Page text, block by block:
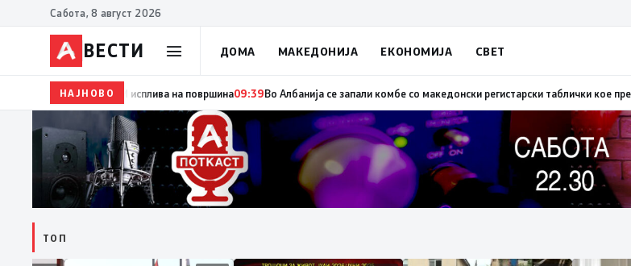
Сабота, 8 август 2026
ВЕСТИ ДОМА МАКЕДОНИЈА ЕКОНОМИЈА СВЕТ
НАЈНОВО09:54Манасиевски: Децата на Филипче се децата на предавникот Заев, талогот од СДСМ исплива на
ТОП